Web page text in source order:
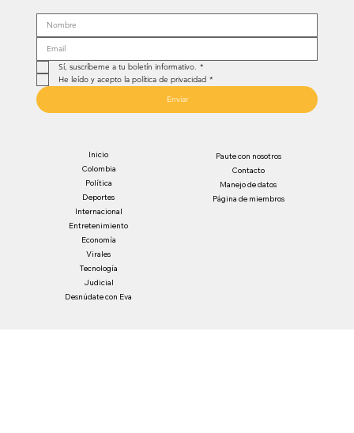
Sí, suscríbeme a tu boletín informativo. *
He leído y acepto la política de privacidad *
Enviar
Inicio
Colombia
Política
Deportes
Internacional
Entretenimiento
Economía
Virales
Tecnología
Judicial
Desnúdate con Eva
Paute con nosotros
Contacto
Manejo de datos
Página de miembros